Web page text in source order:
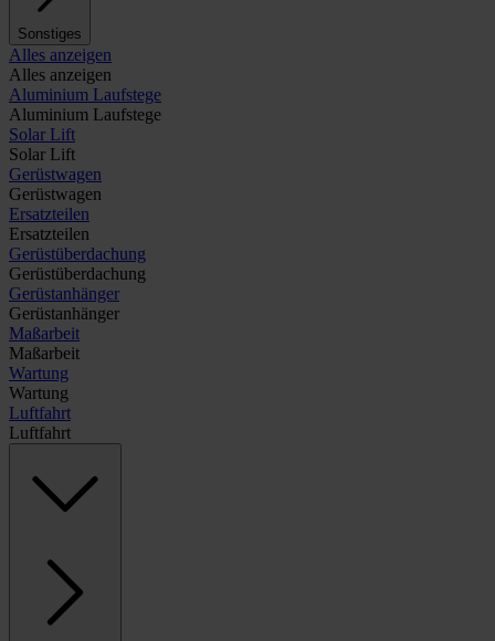
Sonstiges
Alles anzeigen
Alles anzeigen
Aluminium Laufstege
Aluminium Laufstege
Solar Lift
Solar Lift
Gerüstwagen
Gerüstwagen
Ersatzteilen
Ersatzteilen
Gerüstüberdachung
Gerüstüberdachung
Gerüstanhänger
Gerüstanhänger
Maßarbeit
Maßarbeit
Wartung
Wartung
Luftfahrt
Luftfahrt